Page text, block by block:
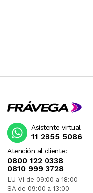
Atención al cliente:
0800 122 0338
0810 999 3728
LU-VI de 09:00 a 18:00
SA de 09:00 a 13:00
Asistente virtual
11 2855 5086